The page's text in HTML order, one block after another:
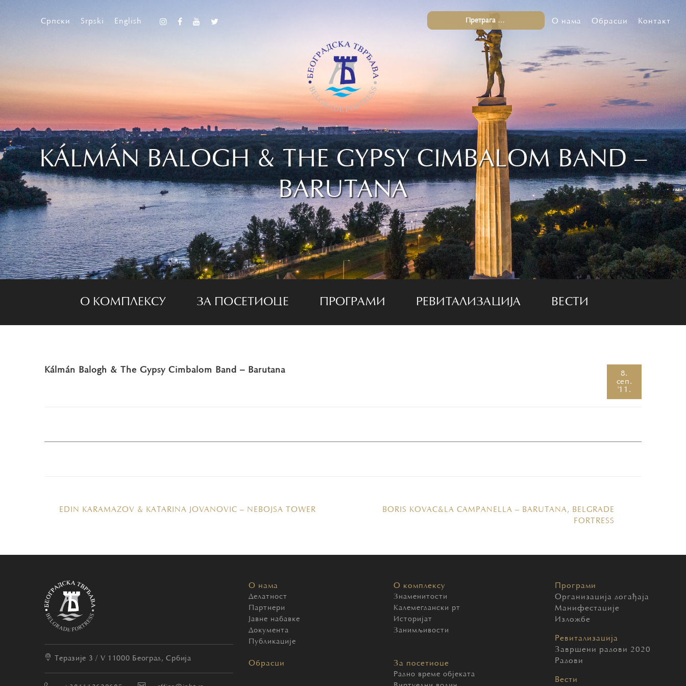
Српски Srpski English О нама Обрасци Контакт
KÁLMÁN BALOGH & THE GYPSY CIMBALOM BAND –
BARUTANA
О КОМПЛЕКСУ ЗА ПОСЕТИОЦЕ ПРОГРАМИ РЕВИТАЛИЗАЦИЈА ВЕСТИ
Kálmán Balogh & The Gypsy Cimbalom Band – Barutana
8.
сеп.
'11.
EDIN KARAMAZOV & KATARINA JOVANOVIC – NEBOJSA TOWER
BORIS KOVAC&LA CAMPANELLA – BARUTANA, BELGRADE
FORTRESS
Теразије 3 / V 11000 Београд, Србија
О нама
Делатност
Партнери
Јавне набавке
Документа
Публикације
О комплексу
Знаменитости
Калемегдански рт
Историјат
Занимљивости
Обрасци За посетиоце
Радно време објеката
Програми
Организација догађаја
Манифестације
Изложбе
Ревитализација
Завршени радови 2020
Радови
Вести